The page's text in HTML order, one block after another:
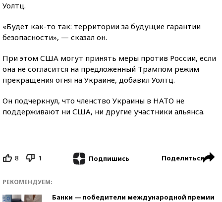
Уолтц.
«Будет как-то так: территории за будущие гарантии
безопасности», — сказал он.
При этом США могут принять меры против России, если
она не согласится на предложенный Трампом режим
прекращения огня на Украине, добавил Уолтц.
Он подчеркнул, что членство Украины в НАТО не
поддерживают ни США, ни другие участники альянса.
8 1 Подпишись Поделиться
РЕКОМЕНДУЕМ:
Банки — победители международной премии